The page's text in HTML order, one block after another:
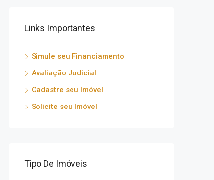
Links Importantes
Simule seu Financiamento
Avaliação Judicial
Cadastre seu Imóvel
Solicite seu Imóvel
Tipo De Imóveis